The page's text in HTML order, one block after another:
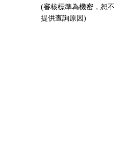
(審核標準為機密，恕不
提供查詢原因)